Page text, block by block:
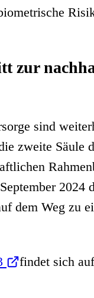
zur
sind
zweite Säule
2024
dem Weg zu
findet sich